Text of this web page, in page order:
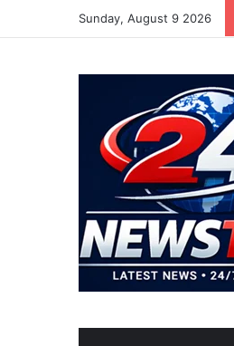
Sunday, August 9 2026